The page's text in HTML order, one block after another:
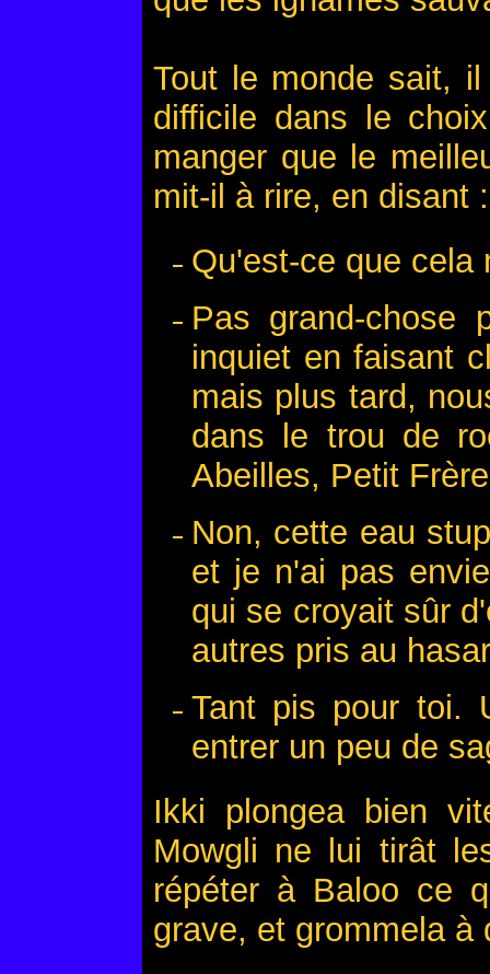
Tout le monde sait,
difficile dans le
manger que le
mit-il à rire, en disant :
Qu'est-ce que cela
Pas grand-chose
inquiet en faisant
mais plus tard,
dans le trou de
Abeilles, Petit
Non, cette eau
et je n'ai pas
qui se croyait sûr
autres pris au
Tant pis pour toi.
entrer un peu de
Ikki plongea bien
Mowgli ne lui tirât
répéter à Baloo ce
grave, et grommela à